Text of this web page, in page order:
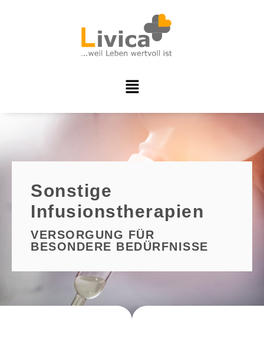
Sonstige
Infusionstherapien
VERSORGUNG FÜR
BESONDERE BEDÜRFNISSE